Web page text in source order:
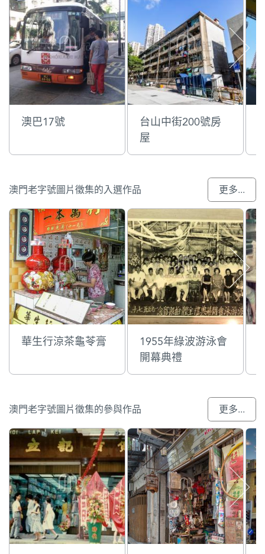
澳巴17號
台山中街200號房
屋
澳門老字號圖片徵集的入選作品 更多...
華生行涼茶龜苓膏
1955年綠波游泳會
開幕典禮
澳門老字號圖片徵集的參與作品 更多...